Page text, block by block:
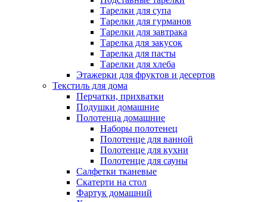
Тарелки для супа
Тарелки для гурманов
Тарелки для завтрака
Тарелка для закусок
Тарелка для пасты
Тарелки для хлеба
Этажерки для фруктов и десертов
Текстиль для дома
Перчатки, прихватки
Подушки домашние
Полотенца домашние
Наборы полотенец
Полотенце для ванной
Полотенце для кухни
Полотенце для сауны
Салфетки тканевые
Скатерти на стол
Фартук домашний